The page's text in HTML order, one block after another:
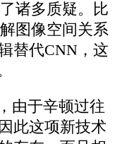
诸多质疑。比
图像空间关系
替代CNN，这
由于辛顿过往
此这项新技术